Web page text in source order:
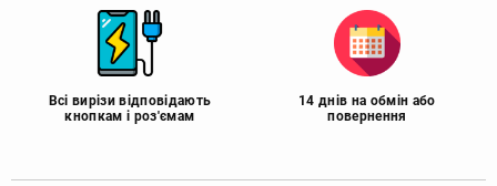
Всі вирізи відповідають
кнопкам і роз'ємам
14 днів на обмін або
повернення